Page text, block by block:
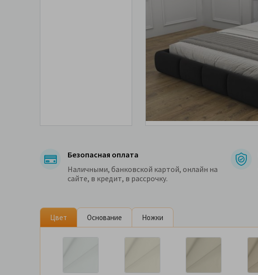
Безопасная оплата
Наличными, банковской картой, онлайн на
сайте, в кредит, в рассрочку.
Цвет Основание Ножки